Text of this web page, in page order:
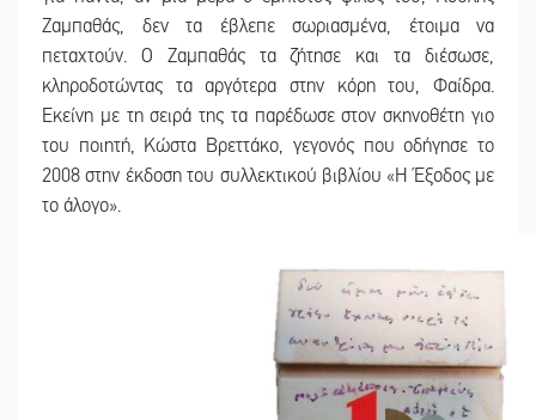
Ζαμπαθάς, δεν τα έβλεπε σωριασμένα, έτοιμα να
πεταχτούν. Ο Ζαμπαθάς τα ζήτησε και τα διέσωσε,
κληροδοτώντας τα αργότερα στην κόρη του, Φαίδρα.
Εκείνη με τη σειρά της τα παρέδωσε στον σκηνοθέτη γιο
του ποιητή, Κώστα Βρεττάκο, γεγονός που οδήγησε το
2008 στην έκδοση του συλλεκτικού βιβλίου «Η Έξοδος με
το άλογο».